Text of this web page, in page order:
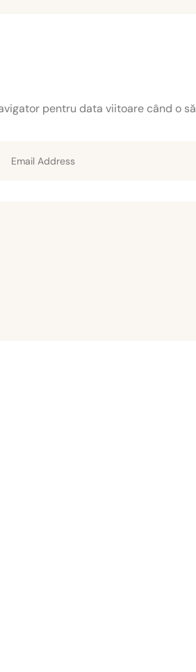
pentru data viitoare când o să